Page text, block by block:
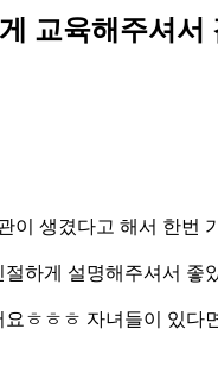
교육해주셔
이 생겼다고 해서 한번
하게 설명해주셔서 좋
ㅎㅎㅎ 자녀들이 있다